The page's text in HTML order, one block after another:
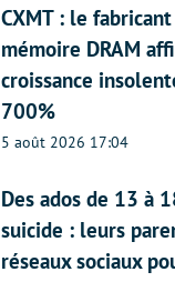
CXMT : le
mémoire DRAM
croissance
700%
5 août 2026 17:04
Des ados de 13 à
suicide : leurs
réseaux sociaux